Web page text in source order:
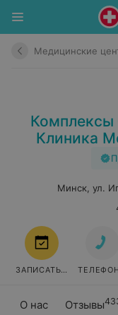
Медицинские
Клиника
О нас Отзывы
Минск, ул.
ЗАПИСАТЬСЯ